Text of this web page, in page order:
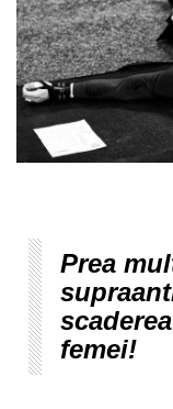
Prea
femei!